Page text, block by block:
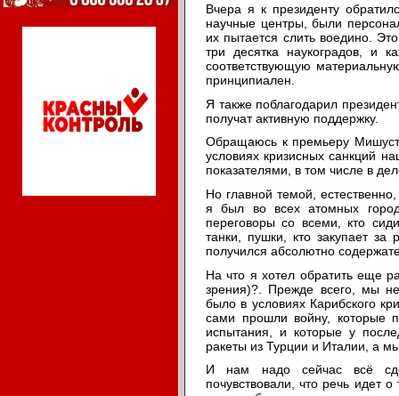
Вчера я к президенту
научные центры, были
их пытается слить воедино.
три десятка наукоградов, и
соответствующую
принципиален.
Я также поблагодарил
получат активную поддержку.
Обращаюсь к премьеру
условиях кризисных санкций
показателями, в том числе в
Но главной темой,
я был во всех атомных
переговоры со всеми, кто
танки, пушки, кто закупает
получился абсолютно
На что я хотел обратить еще
зрения)?. Прежде всего, мы
было в условиях Карибского
сами прошли войну, которые
испытания, и которые у
ракеты из Турции и Италии, а
И нам надо сейчас всё
почувствовали, что речь идет